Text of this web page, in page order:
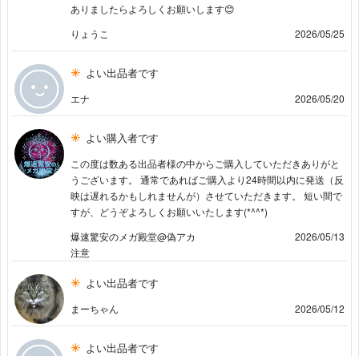
ありましたらよろしくお願いします😊
りょうこ
2026/05/25
よい出品者です
エナ 2026/05/20
よい購入者です
この度は数ある出品者様の中からご購入していただきありがと
うございます。 通常であればご購入より24時間以内に発送（反
映は遅れるかもしれませんが）させていただきます。 短い間で
すが、どうぞよろしくお願いいたします(*^^*)
爆速驚安のメガ殿堂@偽アカ
注意
2026/05/13
よい出品者です
まーちゃん 2026/05/12
よい出品者です